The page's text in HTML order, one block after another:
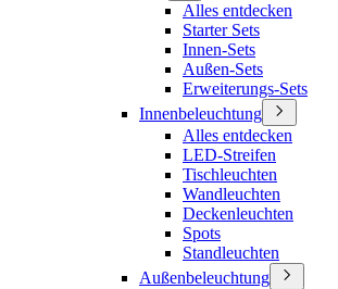
Alles entdecken
Starter Sets
Innen-Sets
Außen-Sets
Erweiterungs-Sets
Innenbeleuchtung
Alles entdecken
LED-Streifen
Tischleuchten
Wandleuchten
Deckenleuchten
Spots
Standleuchten
Außenbeleuchtung